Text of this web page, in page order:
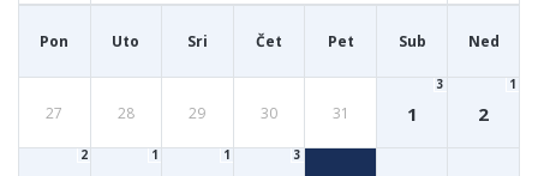
Pon Uto Sri Čet Pet Sub Ned
27 28 29 30 31 1
3
2
1
2 1 1 3